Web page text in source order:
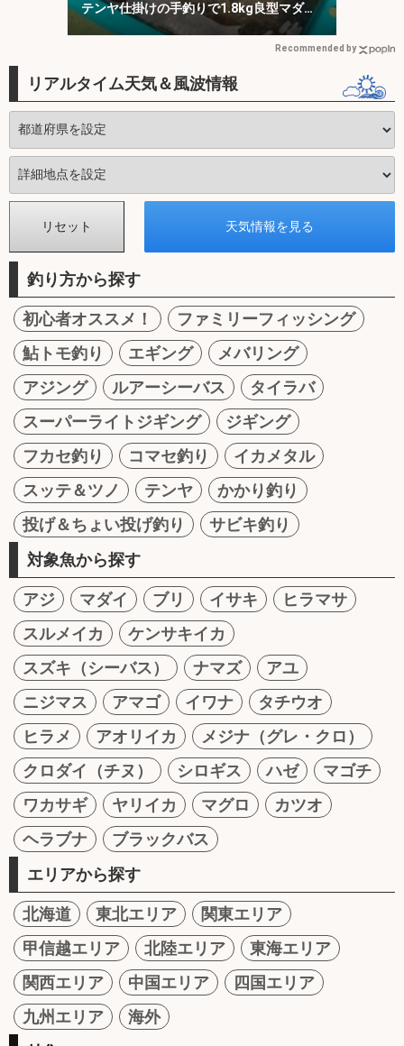
テンヤ仕掛けの手釣りで1.8kg良型マダ
コ！【川崎丸・東京湾】
Recommended by
リアルタイム天気＆風波情報
釣り方から探す
初心者オススメ！
ファミリーフィッシング
鮎トモ釣り
エギング
メバリング
アジング
ルアーシーバス
タイラバ
スーパーライトジギング
ジギング
フカセ釣り
コマセ釣り
イカメタル
スッテ＆ツノ
テンヤ
かかり釣り
投げ＆ちょい投げ釣り
サビキ釣り
対象魚から探す
アジ マダイ ブリ イサキ
ヒラマサ
スルメイカ
ケンサキイカ
スズキ（シーバス）
ナマズ
アユ
ニジマス
アマゴ イワナ
タチウオ
ヒラメ
アオリイカ
メジナ（グレ・クロ）
クロダイ（チヌ）
シロギス ハゼ
マゴチ
ワカサギ
ヤリイカ マグロ
カツオ
ヘラブナ
ブラックバス
エリアから探す
北海道 東北エリア
関東エリア
甲信越エリア
北陸エリア
東海エリア
関西エリア
中国エリア
四国エリア
九州エリア
海外